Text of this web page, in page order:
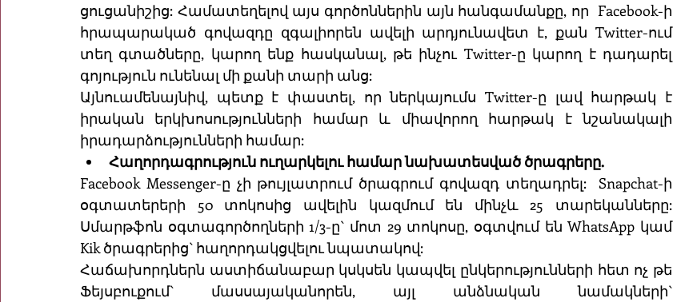
ցուցանիշից: Համատեղելով այս գործոններին այն հանգամանքը, որ  Facebook-ի
հրապարակած գովազդը զգալիորեն ավելի արդյունավետ է, քան Twitter-ում
տեղ գտածները, կարող ենք հասկանալ, թե ինչու Twitter-ը կարող է դադարել
գոյություն ունենալ մի քանի տարի անց:
Այնուամենայնիվ, պետք է փաստել, որ ներկայումս Twitter-ը լավ հարթակ է
իրական երկխոսությունների համար և միավորող հարթակ է նշանակալի
իրադարձությունների համար:
Հաղորդագրություն ուղարկելու համար նախատեսված ծրագրերը.
Facebook Messenger-ը չի թույլատրում ծրագրում գովազդ տեղադրել:  Snapchat-ի
օգտատերերի 50 տոկոսից ավելին կազմում են մինչև 25 տարեկանները:
Սմարթֆոն օգտագործողների 1/3-ը` մոտ 29 տոկոսը, օգտվում են WhatsApp կամ
Kik ծրագրերից` հաղորդակցվելու նպատակով:
Հաճախորդներն աստիճանաբար կսկսեն կապվել ընկերությունների հետ ոչ թե
Ֆեյսբուքում` մասսայականորեն, այլ անձնական նամակների`